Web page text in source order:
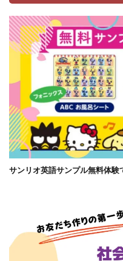
サンリオ英語サンプル無料体験